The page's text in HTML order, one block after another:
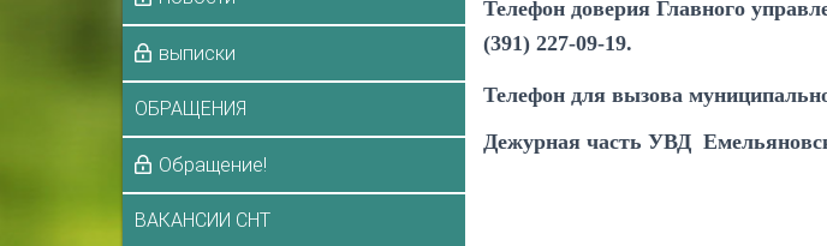
выписки
ОБРАЩЕНИЯ
Обращение!
ВАКАНСИИ СНТ
Телефон доверия Главного
(391) 227-09-19.
Телефон для вызова
Дежурная часть УВД